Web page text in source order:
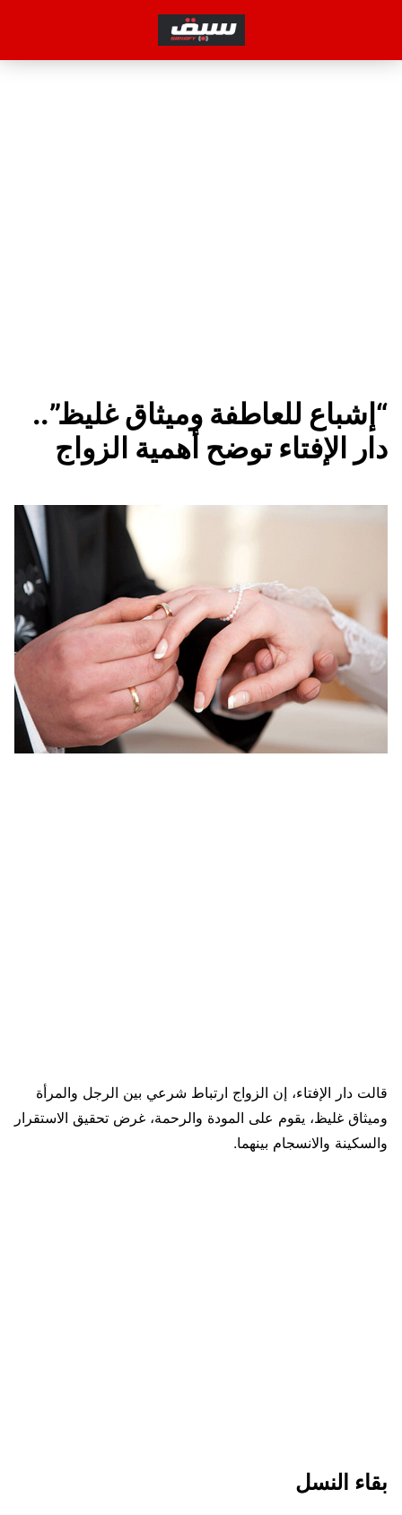
“إشباع للعاطفة وميثاق غليظ”..
دار الإفتاء توضح أهمية الزواج
قالت دار الإفتاء، إن الزواج ارتباط شرعي بين الرجل والمرأة
وميثاق غليظ، يقوم على المودة والرحمة، غرض تحقيق الاستقرار
والسكينة والانسجام بينهما.
بقاء النسل